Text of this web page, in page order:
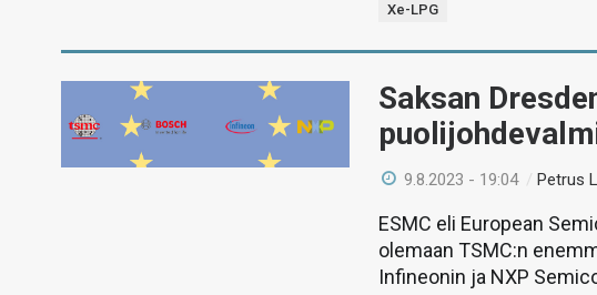
Xe-LPG
Saksan
9.8.2023 - 19:04 /Petrus
ESMC eli European
olemaan TSMC:n
Infineonin ja NXP